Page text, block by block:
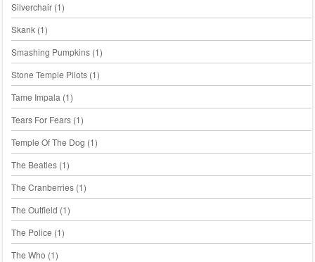
Silverchair(1)
Skank(1)
Smashing Pumpkins(1)
Stone Temple Pilots(1)
Tame Impala (1)
Tears For Fears(1)
Temple Of The Dog (1)
The Beatles(1)
The Cranberries(1)
The Outfield (1)
The Police (1)
The Who (1)